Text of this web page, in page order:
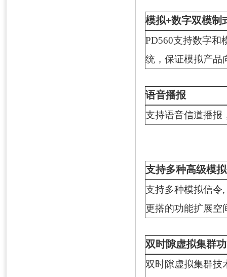
模拟+数字双模制
PD560支持数字和
统，保证模拟产品
语音播报
支持语音信道播报
支持多种高级模
支持多种模拟信令,
更搭的功能扩展空
双时隙虚拟集群
双时隙虚拟集群技